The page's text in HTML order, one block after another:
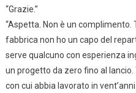
“Grazie.”
“Aspetta. Non è un
fabbrica non ho un capo del
serve qualcuno con esperienza
un progetto da zero fino al
con cui abbia lavorato in